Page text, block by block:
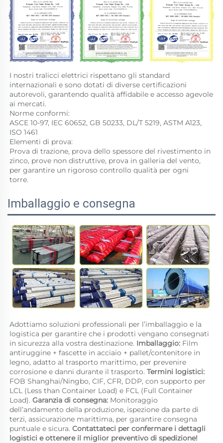
I nostri tralicci elettrici rispettano gli standard
internazionali e sono dotati di diverse certificazioni
autorevoli, garantendo qualità affidabile e accesso agevole
ai mercati.
Norme conformi:
ASCE 10-97, IEC 60652, GB 50233, DL/T 5219, ASTM A123,
ISO 1461
Elementi di prova:
Prova di trazione, prova dello spessore del rivestimento in
zinco, prove non distruttive, prova in galleria del vento,
per garantire un rigoroso controllo qualità per ogni
torre.
Imballaggio e consegna
Adottiamo soluzioni professionali per l’imballaggio e la
logistica per garantire che i prodotti vengano consegnati
in sicurezza alla vostra destinazione. Imballaggio: Film
antiruggine + fascette in acciaio + pallet/contenitore in
legno, adatto al trasporto marittimo, per prevenire
corrosione e danni durante il trasporto.
FOB Shanghai/Ningbo, CIF, CFR, DDP, con supporto per
LCL (Less than Container Load) e FCL (Full Container
Load). Garanzia di consegna: Monitoraggio
dell’andamento della produzione, ispezione da parte di
terzi, assicurazione marittima, per garantire consegna
puntuale e sicura. Contattateci per confermare i dettagli
logistici e ottenere il miglior preventivo di spedizione!